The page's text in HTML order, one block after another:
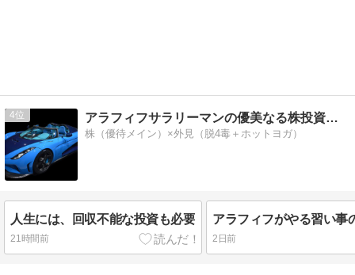
4 アラフィフサラリーマンの優美なる株投資ブログ
株（優待メイン）×外見（脱4毒＋ホットヨガ）
人生には、回収不能な投資も必要
21時間前 2日前